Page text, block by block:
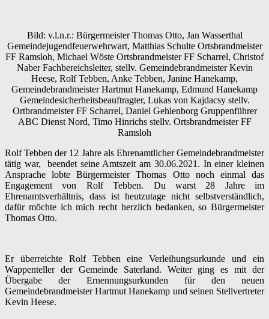
Bild: v.l.n.r.: Bürgermeister Thomas Otto, Jan Wasserthal
Gemeindejugendfeuerwehrwart, Matthias Schulte Ortsbrandmeister
FF Ramsloh, Michael Wöste Ortsbrandmeister FF Scharrel, Christof
Naber Fachbereichsleiter, stellv. Gemeindebrandmeister Kevin
Heese, Rolf Tebben, Anke Tebben, Janine Hanekamp,
Gemeindebrandmeister Hartmut Hanekamp, Edmund Hanekamp
Gemeindesicherheitsbeauftragter, Lukas von Kajdacsy stellv.
Ortbrandmeister FF Scharrel, Daniel Gehlenborg Gruppenführer
ABC Dienst Nord, Timo Hinrichs stellv. Ortsbrandmeister FF
Ramsloh
Rolf Tebben der 12 Jahre als Ehrenamtlicher Gemeindebrandmeister
tätig war, beendet seine Amtszeit am 30.06.2021. In einer kleinen
Ansprache lobte Bürgermeister Thomas Otto noch einmal das
Engagement von Rolf Tebben. Du warst 28 Jahre im
Ehrenamtsverhältnis, dass ist heutzutage nicht selbstverständlich,
dafür möchte ich mich recht herzlich bedanken, so Bürgermeister
Thomas Otto.
Er überreichte Rolf Tebben eine Verleihungsurkunde und ein
Wappenteller der Gemeinde Saterland. Weiter ging es mit der
Übergabe der Ernennungsurkunden für den neuen
Gemeindebrandmeister Hartmut Hanekamp und seinen Stellvertreter
Kevin Heese.